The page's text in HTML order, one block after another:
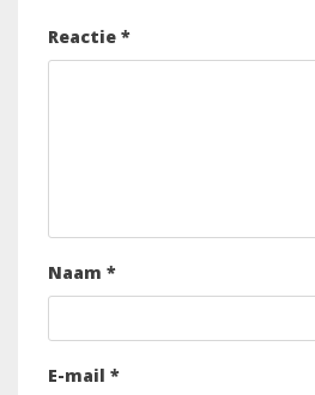
Reactie *
Naam *
E-mail *